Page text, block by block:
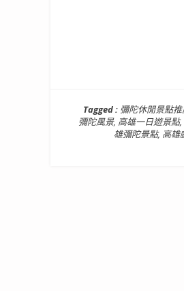
Tagged : 彌陀休閒景點
彌陀風景, 高雄一日遊景點,
雄彌陀景點, 高雄